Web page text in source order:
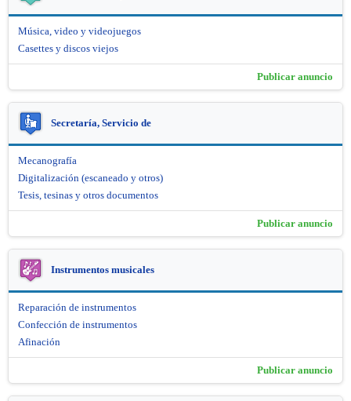
Música, video y videojuegos
Casettes y discos viejos
Publicar anuncio
Secretaría, Servicio de
Mecanografía
Digitalización (escaneado y otros)
Tesis, tesinas y otros documentos
Publicar anuncio
Instrumentos musicales
Reparación de instrumentos
Confección de instrumentos
Afinación
Publicar anuncio